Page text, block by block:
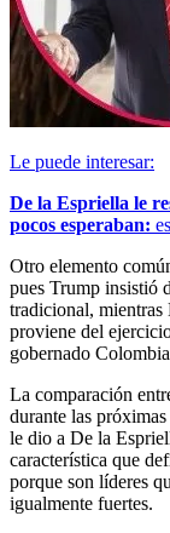
Le puede interesar:
De la Espriella le
pocos esperaban:
Otro elemento
pues Trump insistió
tradicional, mientras
proviene del
gobernado
La comparación
durante las
le dio a De la
característica que
porque son líderes
igualmente fuertes.